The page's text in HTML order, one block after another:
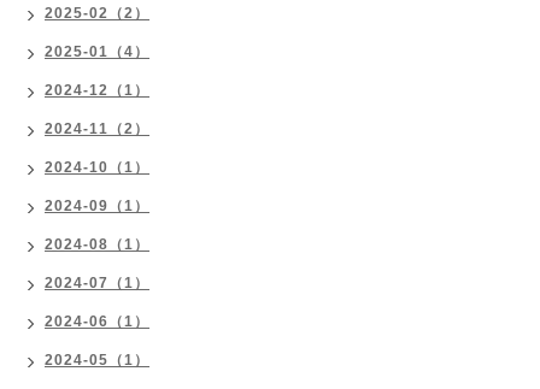
2025-02（2）
2025-01（4）
2024-12（1）
2024-11（2）
2024-10（1）
2024-09（1）
2024-08（1）
2024-07（1）
2024-06（1）
2024-05（1）